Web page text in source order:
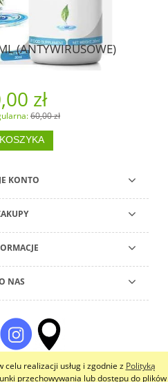
realizacji usług i zgodnie z Polityką
przechowywania lub dostępu do plików
(ANTYWIRUSOWE)
zł
60,00 zł
KONTO
NAS
wersję strony